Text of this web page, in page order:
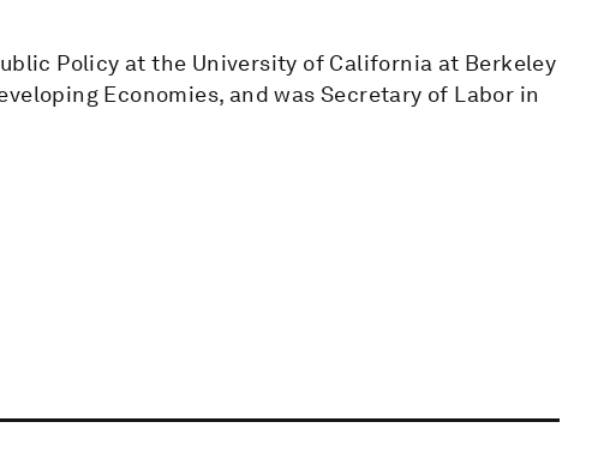
Policy at the University of California at Berkeley
Economies, and was Secretary of Labor in